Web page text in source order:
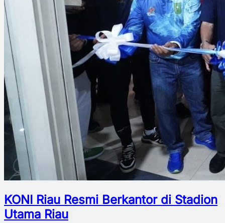
KONI Riau Resmi Berkantor di Stadion
Utama Riau